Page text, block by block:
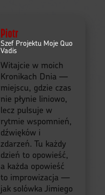
Piotr
Szef Projektu Moje Quo
Vadis
Witajcie w moich
Kronikach Dnia —
miejscu, gdzie czas
nie płynie liniowo,
lecz pulsuje w
rytmie wspomnień,
dźwięków i
zdarzeń. Tu każdy
dzień to opowieść,
a każda opowieść
to improwizacja —
jak solówka Jimiego